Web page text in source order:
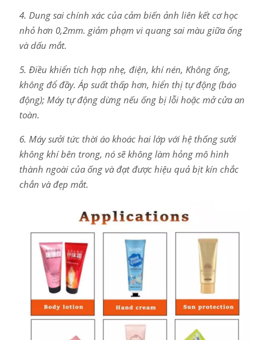
4. Dung sai chính xác của cảm biến ảnh liên kết cơ học
nhỏ hơn 0,2mm. giảm phạm vi quang sai màu giữa ống
và dấu mắt.
5. Điều khiển tích hợp nhẹ, điện, khí nén, Không ống,
không đổ đầy. Áp suất thấp hơn, hiển thị tự động (báo
động); Máy tự động dừng nếu ống bị lỗi hoặc mở cửa an
toàn.
6. Máy sưởi tức thời áo khoác hai lớp với hệ thống sưởi
không khí bên trong, nó sẽ không làm hỏng mô hình
thành ngoài của ống và đạt được hiệu quả bịt kín chắc
chắn và đẹp mắt.